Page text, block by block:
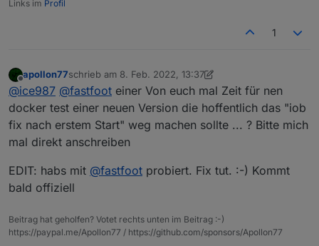
Links im Profil
1
Offline
apollon77schrieb am 8. Feb. 2022, 13:37
zuletzt editiert von apollon772. Aug. 2022, 16:19
@ice987 @fastfoot einer Von euch mal Zeit für nen
docker test einer neuen Version die hoffentlich das "iob
fix nach erstem Start" weg machen sollte ... ? Bitte mich
mal direkt anschreiben
EDIT: habs mit @fastfoot probiert. Fix tut. :-) Kommt
bald offiziell
Beitrag hat geholfen? Votet rechts unten im Beitrag :-)
https://paypal.me/Apollon77 / https://github.com/sponsors/Apollon77